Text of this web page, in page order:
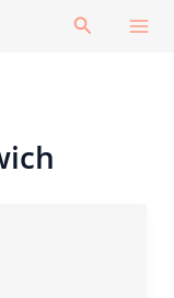
Suchen